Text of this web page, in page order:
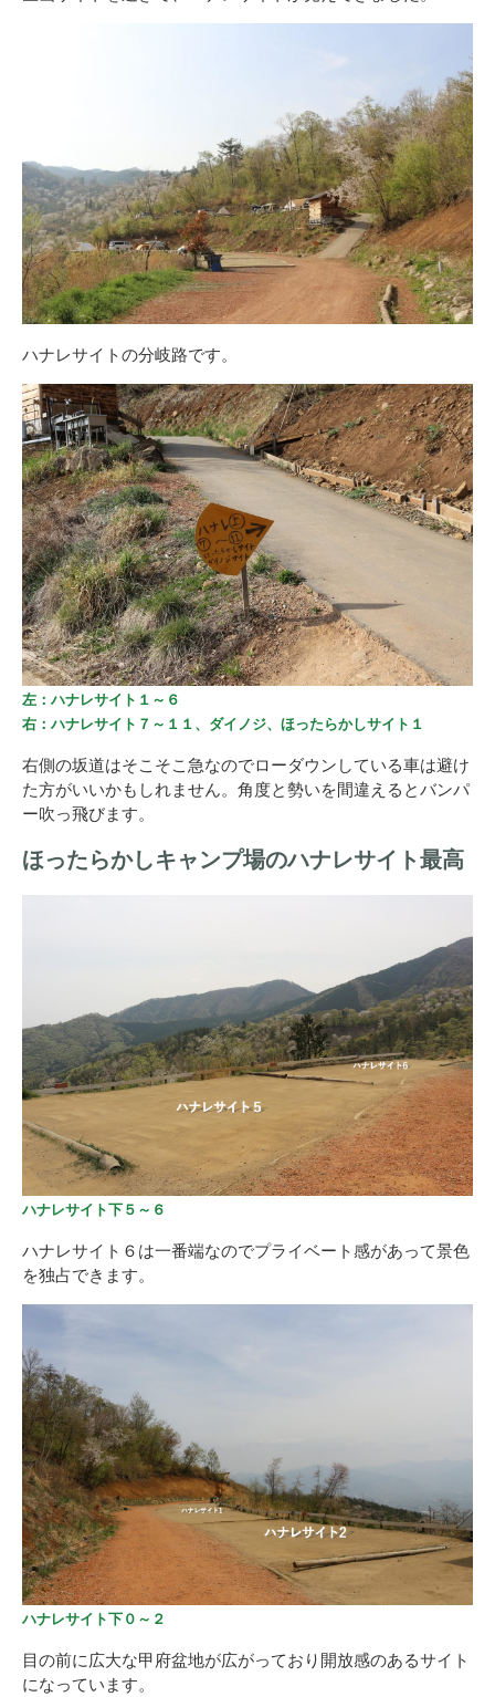
ハナレサイトの分岐路です。
左：ハナレサイト１～６
右：ハナレサイト７～１１、ダイノジ、ほったらかしサイト１
右側の坂道はそこそこ急なのでローダウンしている車は避け
た方がいいかもしれません。角度と勢いを間違えるとバンパ
ー吹っ飛びます。
ほったらかしキャンプ場のハナレサイト最高
ハナレサイト下５～６
ハナレサイト６は一番端なのでプライベート感があって景色
を独占できます。
ハナレサイト下０～２
目の前に広大な甲府盆地が広がっており開放感のあるサイト
になっています。